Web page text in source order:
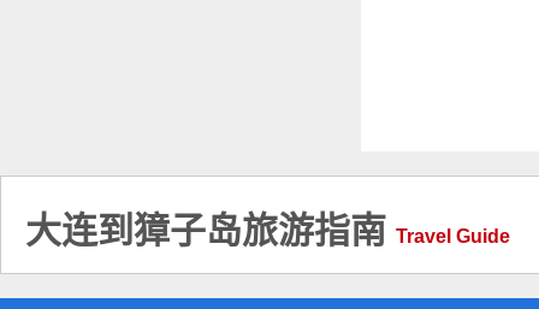
大连到獐子岛旅游指南 Travel Guide